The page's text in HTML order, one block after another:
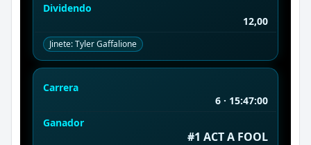
Dividendo
12,00
Jinete: Tyler Gaffalione
Carrera
6 · 15:47:00
Ganador
#1 ACT A FOOL